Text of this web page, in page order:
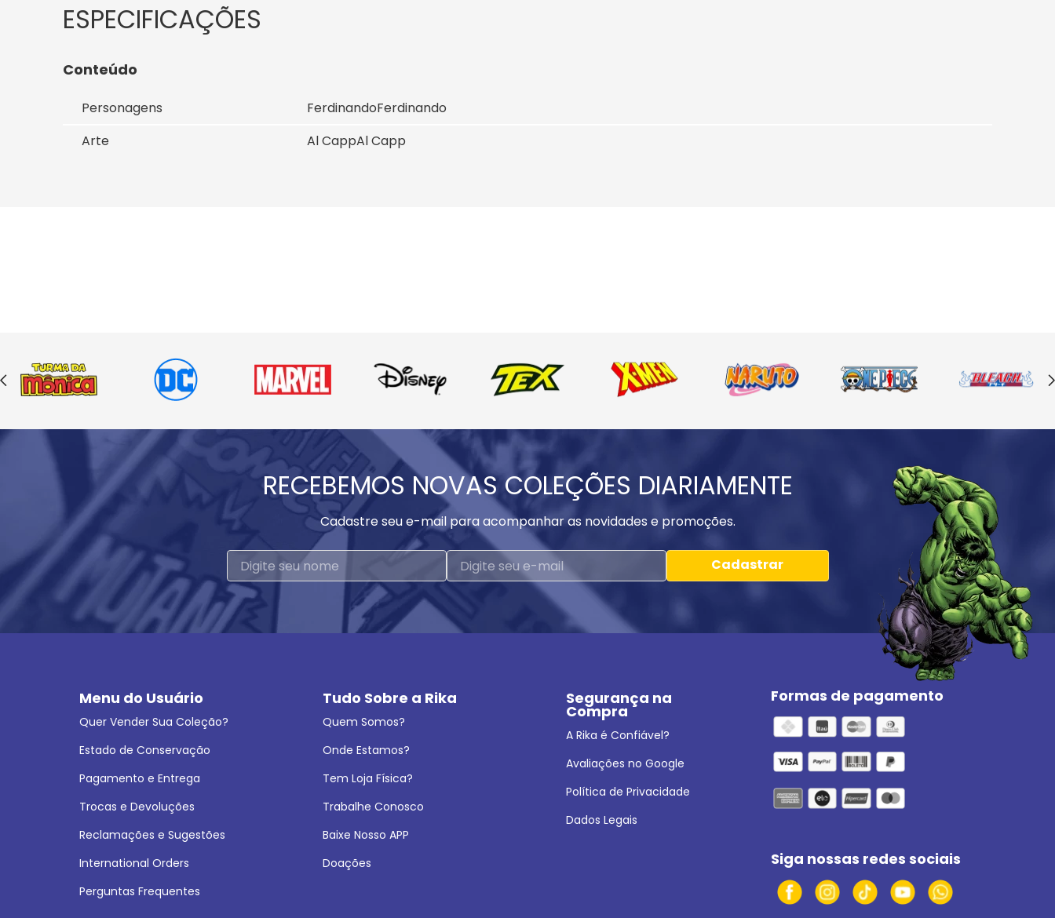
Conteúdo
Personagens FerdinandoFerdinando
Arte
Al CappAl Capp
RECEBEMOS NOVAS COLEÇÕES DIARIAMENTE
Cadastre seu e-mail para acompanhar as novidades e promoções.
Cadastrar
Menu do Usuário
Quer Vender Sua Coleção?
Estado de Conservação
Pagamento e Entrega
Trocas e Devoluções
Reclamações e Sugestões
International Orders
Perguntas Frequentes
Tudo Sobre a Rika
Quem Somos?
Onde Estamos?
Tem Loja Física?
Trabalhe Conosco
Baixe Nosso APP
Doações
Segurança na
Compra
A Rika é Confiável?
Avaliações no Google
Política de Privacidade
Dados Legais
Formas de pagamento
Siga nossas redes sociais